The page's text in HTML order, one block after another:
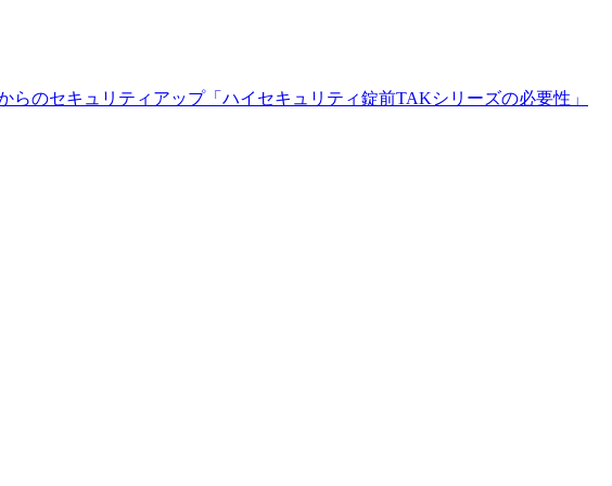
のセキュリティアップ「ハイセキュリティ錠前TAKシリーズの必要性」